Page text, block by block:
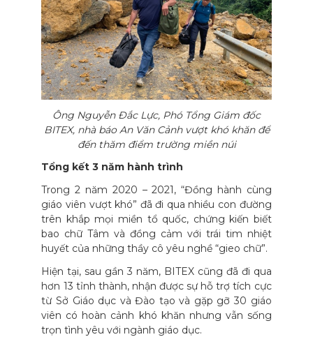
Ông Nguyễn Đắc Lực, Phó Tổng Giám đốc
BITEX, nhà báo An Văn Cảnh vượt khó khăn để
đến thăm điểm trường miền núi
Tổng kết 3 năm hành trình
Trong 2 năm 2020 – 2021, “Đồng hành cùng
giáo viên vượt khó” đã đi qua nhiều con đường
trên khắp mọi miền tổ quốc, chứng kiến biết
bao chữ Tâm và đồng cảm với trái tim nhiệt
huyết của những thầy cô yêu nghề “gieo chữ”.
Hiện tại, sau gần 3 năm, BITEX cũng đã đi qua
hơn 13 tỉnh thành, nhận được sự hỗ trợ tích cực
từ Sở Giáo dục và Đào tạo và gặp gỡ 30 giáo
viên có hoàn cảnh khó khăn nhưng vẫn sống
trọn tình yêu với ngành giáo dục.